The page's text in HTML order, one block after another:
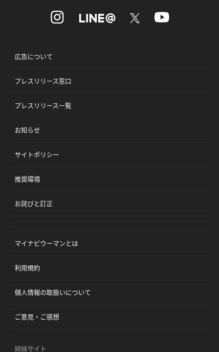
広告について
プレスリリース窓口
プレスリリース一覧
お知らせ
サイトポリシー
推奨環境
お詫びと訂正
マイナビウーマンとは
利用規約
個人情報の取扱いについて
ご意見・ご感想
姉妹サイト